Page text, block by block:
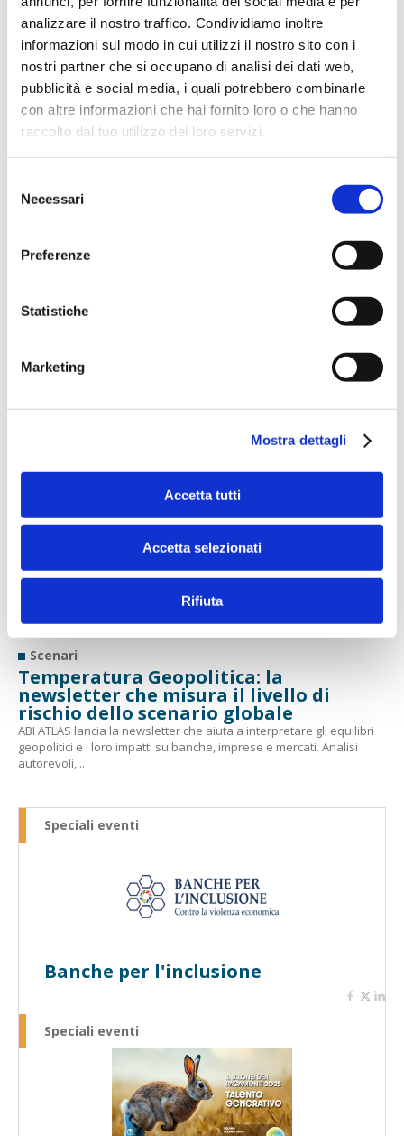
analizzare il nostro traffico. Condividiamo inoltre
informazioni sul modo in cui utilizzi il nostro sito con i
nostri partner che si occupano di analisi dei dati web,
pubblicità e social media, i quali potrebbero combinarle
con altre informazioni che hai fornito loro o che hanno
raccolto dal tuo utilizzo dei loro servizi.
delNecessari
Preferenze
Statistiche
Marketing
Mostra dettagli
Accetta tutti
Accetta selezionati
Rifiuta
Informati e Sicuri" per i clienti retail e "Cybersicuri -
Impresa possibile" per le imprese, per educare sull'uso
sicuro dei servizi digitali e sull'importanza della protezione
11 libri per far crescere l’intelligenza
naturale
le domande giuste e interpretare la complessità, anziché
semplificarla
Quando l'IA esce dal recinto
superare un test ha riaperto il dibattito sull’autonomia e la
sicurezza degli...
Scenari
Temperatura Geopolitica: la
newsletter che misura il livello di
rischio dello scenario globale
ABI ATLAS lancia la newsletter che aiuta a interpretare gli equilibri
geopolitici e i loro impatti su banche, imprese e mercati. Analisi
autorevoli,...
Speciali eventi
Banche per l'inclusione
Speciali eventi